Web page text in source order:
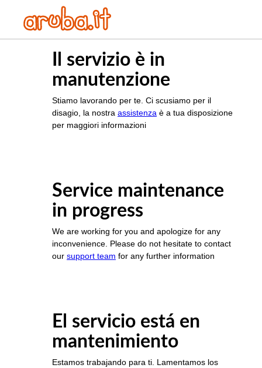
Il servizio è in
manutenzione
Stiamo lavorando per te. Ci scusiamo per il
disagio, la nostra assistenza è a tua disposizione
per maggiori informazioni
Service maintenance
in progress
We are working for you and apologize for any
inconvenience. Please do not hesitate to contact
our support team for any further information
El servicio está en
mantenimiento
Estamos trabajando para ti. Lamentamos los